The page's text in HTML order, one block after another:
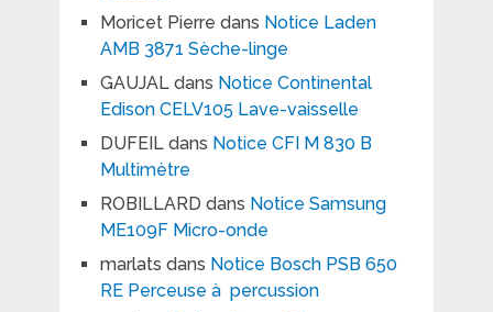
Moricet Pierre dans Notice Laden
AMB 3871 Sèche-linge
GAUJALdans Notice Continental
Edison CELV105 Lave-vaisselle
DUFEILdans Notice CFI M 830 B
Multimètre
ROBILLARD dans Notice Samsung
ME109F Micro-onde
marlats dans Notice Bosch PSB 650
RE Perceuse à percussion